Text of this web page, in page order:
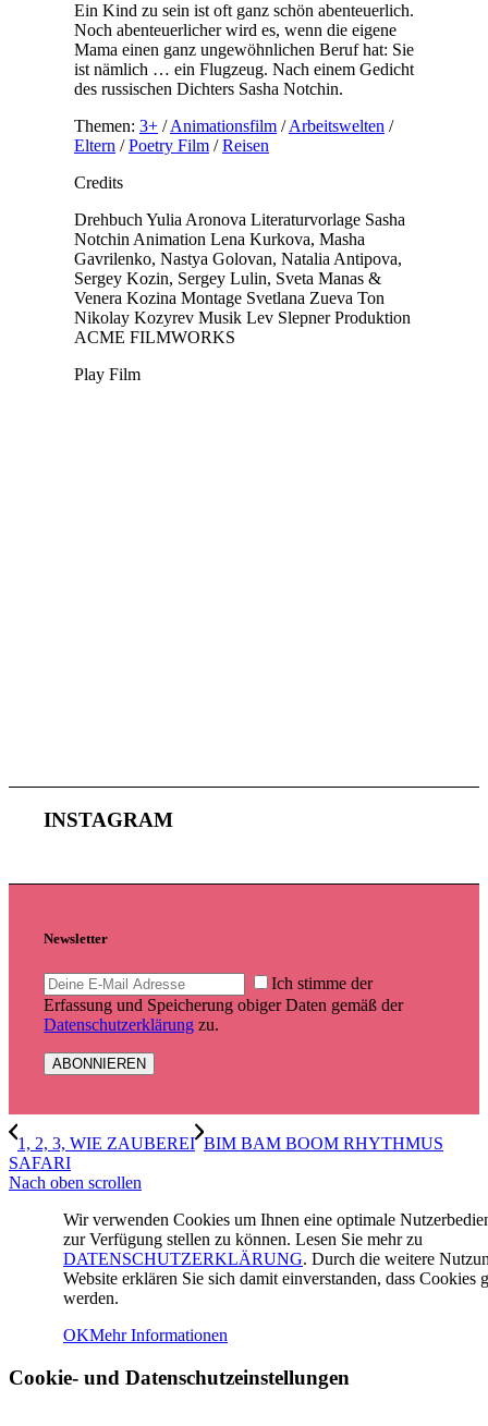
Ein Kind zu sein ist oft ganz schön abenteuerlich.
Noch abenteuerlicher wird es, wenn die eigene
Mama einen ganz ungewöhnlichen Beruf hat: Sie
ist nämlich … ein Flugzeug. Nach einem Gedicht
des russischen Dichters Sasha Notchin.
Themen: 3+/Animationsfilm/Arbeitswelten/
Eltern/Poetry Film/Reisen
Credits
DrehbuchYulia Aronova Literaturvorlage Sasha
NotchinAnimation Lena Kurkova, Masha
Gavrilenko, Nastya Golovan, Natalia Antipova,
Sergey Kozin, Sergey Lulin, Sveta Manas &
Venera Kozina Montage Svetlana Zueva Ton
Nikolay Kozyrev Musik Lev Slepner Produktion
ACME FILMWORKS
Play Film
INSTAGRAM
Newsletter
Ich stimme der
Erfassung und Speicherung obiger Daten gemäß der
Datenschutzerklärung zu.
1, 2, 3, WIE ZAUBEREI BIM BAM BOOM RHYTHMUS
SAFARI
Nach oben scrollen
Wir verwenden Cookies um Ihnen eine optimale
zur Verfügung stellen zu können. Lesen Sie mehr zu
DATENSCHUTZERKLÄRUNG. Durch die weitere
Website erklären Sie sich damit einverstanden, dass Cookies
werden.
OKMehr Informationen
Cookie- und Datenschutzeinstellungen